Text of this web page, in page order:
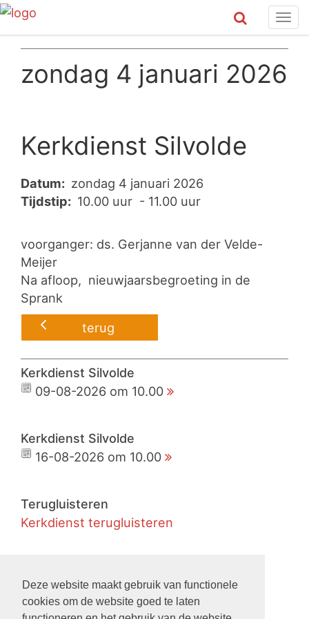
Deze website maakt gebruik van functionele
cookies om de website goed te laten
zondag 4 januari 2026
Kerkdienst Silvolde
Datum: zondag 4 januari 2026
Tijdstip: 10.00 uur - 11.00 uur
voorganger: ds. Gerjanne van der Velde-
Meijer
Na afloop, nieuwjaarsbegroeting in de
Sprank
terug
Kerkdienst Silvolde
09-08-2026 om 10.00
Kerkdienst Silvolde
16-08-2026 om 10.00
Terugluisteren
Kerkdienst terugluisteren
Kerkdienst live meekijken